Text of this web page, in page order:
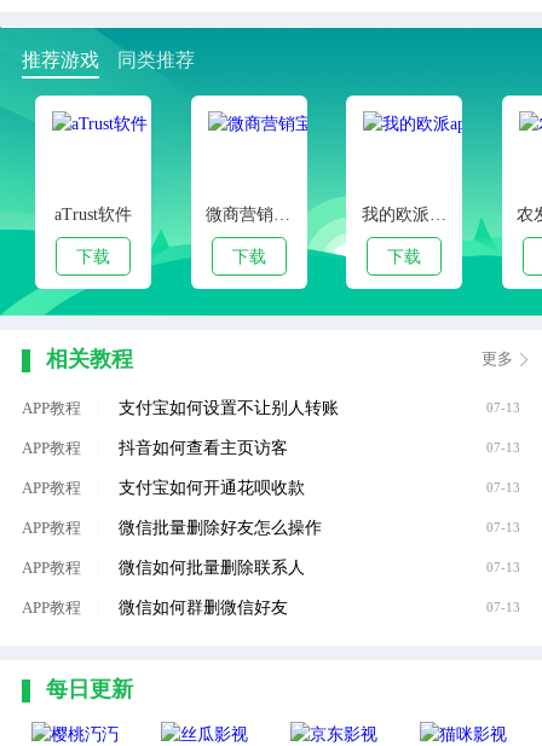
推荐游戏 同类推荐
aTrust软件
下载 下载 下载
相关教程 更多
APP教程 支付宝如何设置不让别人转账 07-13
APP教程 抖音如何查看主页访客 07-13
APP教程 支付宝如何开通花呗收款 07-13
APP教程 微信批量删除好友怎么操作 07-13
APP教程 微信如何批量删除联系人 07-13
APP教程 微信如何群删微信好友 07-13
每日更新